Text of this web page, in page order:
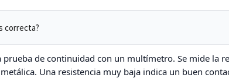
correcta?
prueba de continuidad con un multímetro. Se mide la
Una resistencia muy baja indica un buen